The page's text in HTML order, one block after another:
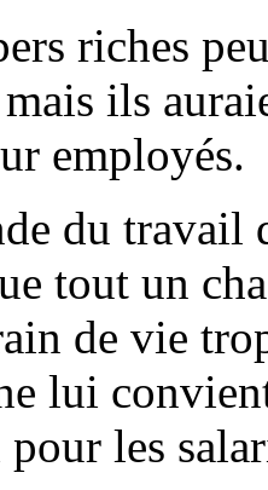
riches
ils
employés.
du travail
tout un
de vie
lui
les